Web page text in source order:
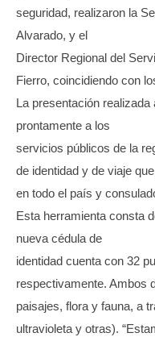
seguridad, realizaron la
Alvarado, y el
Director Regional del
Fierro, coincidiendo con
La presentación
prontamente a los
servicios públicos de la
de identidad y de viaje
en todo el país y
Esta herramienta consta
nueva cédula de
identidad cuenta con 32
respectivamente. Ambos
paisajes, flora y fauna, a
ultravioleta y otras).